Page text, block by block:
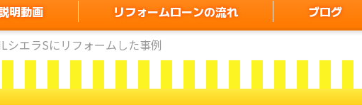
明動画 リフォームローンの流れ ブログ
シエラSにリフォームした事例